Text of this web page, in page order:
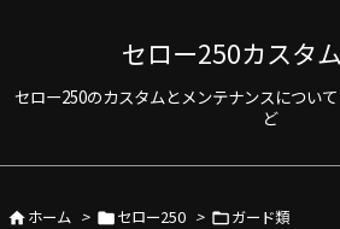
セロー250カスタ
セロー250のカスタムとメンテナンスについ
ど
ホーム > セロー250 > ガード類